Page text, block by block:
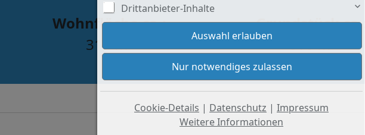
Wohnfläche ca.:
317 m²
Grundstück
616 m²
Drittanbieter-Inhalte
Cookie-Details | Datenschutz | Impressum
Weitere Informationen